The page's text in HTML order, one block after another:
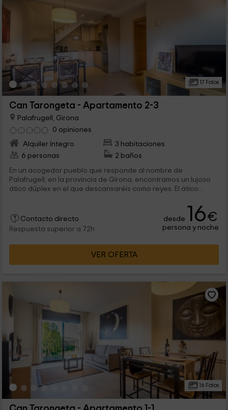
17 Fotos
Can Tarongeta - Apartamento 2-3
Palafrugell, Girona
0 opiniones
Alquiler íntegro
3 habitaciones
6 personas
2 baños
En un acogedor pueblo que responde al nombre de
Palafrugell, en la provincia de Girona, encontramos un lujoso
ático dúplex en el que descansaréis como reyes. El ático...
Contacto directo
Respuesta superior a 72h
desde 16€
persona y noche
VER OFERTA
16 Fotos